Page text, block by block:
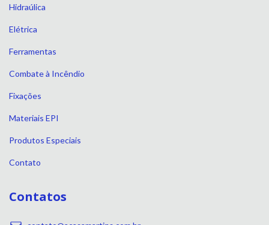
Hidraúlica
Elétrica
Ferramentas
Combate à Incêndio
Fixações
Materiais EPI
Produtos Especiais
Contato
Contatos